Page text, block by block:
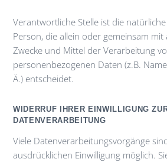
Verantwortliche Stelle ist die
Person, die allein oder gemeinsam
Zwecke und Mittel der Verarbeitung
personenbezogenen Daten (z.B.
Ä.) entscheidet.
WIDERRUF IHRER EINWILLIGUNG
DATENVERARBEITUNG
Viele Datenverarbeitungsvorgänge
ausdrücklichen Einwilligung möglich.